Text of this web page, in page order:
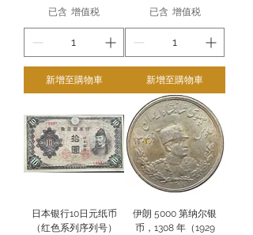
已含 增值税
新增至購物車
已含 增值税
新增至購物車
日本银行10日元纸币
（红色系列序列号）
伊朗 5000 第纳尔银
币，1308 年（1929